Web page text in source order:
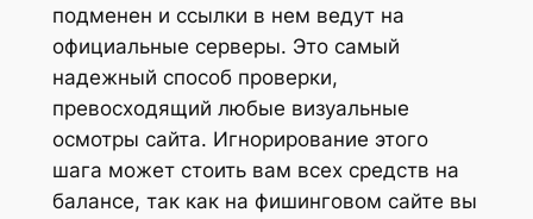
подменен и ссылки в нем ведут на
официальные серверы. Это самый
надежный способ проверки,
превосходящий любые визуальные
осмотры сайта. Игнорирование этого
шага может стоить вам всех средств на
балансе, так как на фишинговом сайте вы